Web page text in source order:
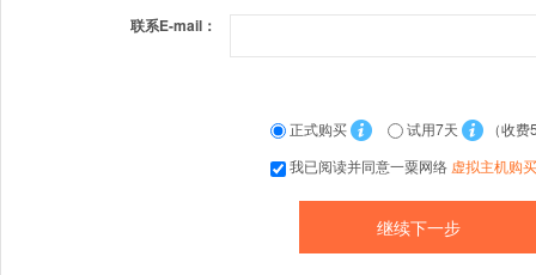
联系E-mail：
正式购买 试用7天
（收费
我已阅读并同意一粟网络 虚拟主机购